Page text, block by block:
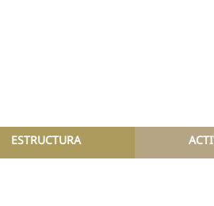
ESTRUCTURA